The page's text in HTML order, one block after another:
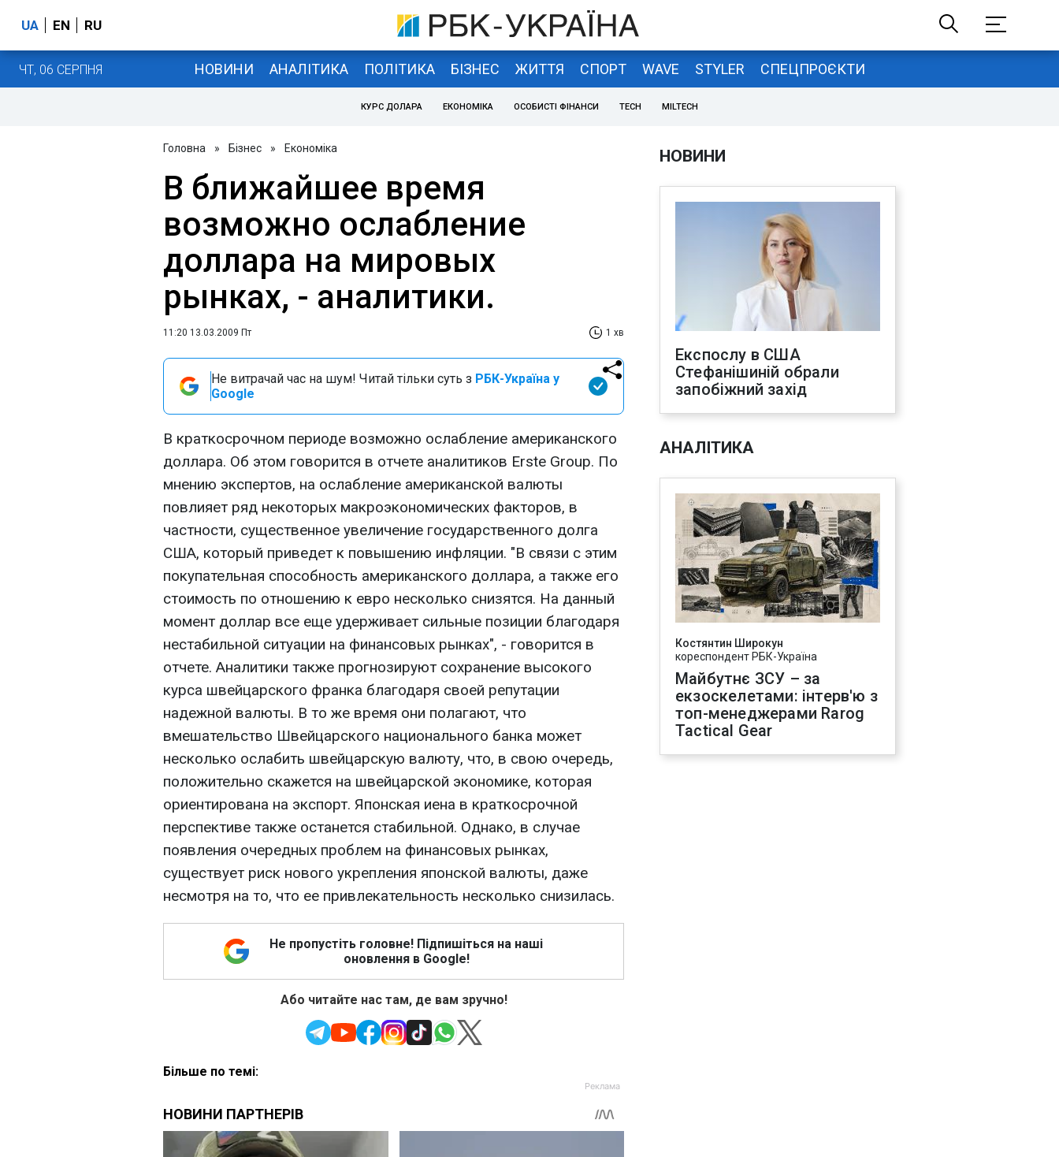
UA EN RU
ЧТ, 06 СЕРПНЯ НОВИНИ АНАЛІТИКА ПОЛІТИКА БІЗНЕС ЖИТТЯ СПОРТ WAVE STYLER СПЕЦПРОЄКТИ
КУРС ДОЛАРА ЕКОНОМІКА ОСОБИСТІ ФІНАНСИ TECH MILTECH
Головна » Бізнес » Економіка
В ближайшее время
возможно ослабление
доллара на мировых
рынках, - аналитики.
11:20 13.03.2009 Пт 1 хв
Не витрачай час на шум! Читай тільки суть з РБК-Україна у
Google
В краткосрочном периоде возможно ослабление американского
доллара. Об этом говорится в отчете аналитиков Erste Group. По
мнению экспертов, на ослабление американской валюты
повлияет ряд некоторых макроэкономических факторов, в
частности, существенное увеличение государственного долга
США, который приведет к повышению инфляции. "В связи с этим
покупательная способность американского доллара, а также его
стоимость по отношению к евро несколько снизятся. На данный
момент доллар все еще удерживает сильные позиции благодаря
нестабильной ситуации на финансовых рынках", - говорится в
отчете. Аналитики также прогнозируют сохранение высокого
курса швейцарского франка благодаря своей репутации
надежной валюты. В то же время они полагают, что
вмешательство Швейцарского национального банка может
несколько ослабить швейцарскую валюту, что, в свою очередь,
положительно скажется на швейцарской экономике, которая
ориентирована на экспорт. Японская иена в краткосрочной
перспективе также останется стабильной. Однако, в случае
появления очередных проблем на финансовых рынках,
существует риск нового укрепления японской валюты, даже
несмотря на то, что ее привлекательность несколько снизилась.
Не пропустіть головне! Підпишіться на наші
оновлення в Google!
Або читайте нас там, де вам зручно!
Більше по темі:
НОВИНИ
Експослу в США
Стефанішиній обрали
запобіжний захід
АНАЛІТИКА
Костянтин Широкун
кореспондент РБК-Україна
Майбутнє ЗСУ – за
екзоскелетами: інтерв'ю з
топ-менеджерами Rarog
Tactical Gear